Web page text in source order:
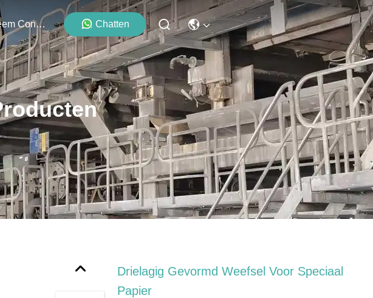
Neem Contact Met Ons Op Chatten
Drielagig Gevormd Weefsel Voor Speciaal
Papier